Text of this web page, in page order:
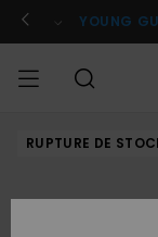
l'information
le
Se connecter
YOUNG
HOMME
RUPTURE DE